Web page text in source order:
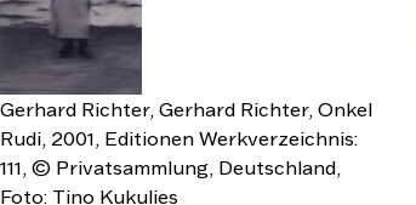
Gerhard Richter, Gerhard Richter, Onkel
Rudi, 2001, Editionen Werkverzeichnis:
111, © Privatsammlung, Deutschland,
Foto: Tino Kukulies